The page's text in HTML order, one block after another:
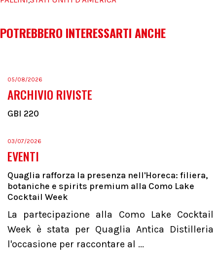
POTREBBERO INTERESSARTI ANCHE
05/08/2026
ARCHIVIO RIVISTE
GBI 220
03/07/2026
EVENTI
Quaglia rafforza la presenza nell'Horeca: filiera,
botaniche e spirits premium alla Como Lake
Cocktail Week
La partecipazione alla Como Lake Cocktail
Week è stata per Quaglia Antica Distilleria
l'occasione per raccontare al ...